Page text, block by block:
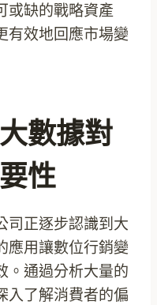
或缺的戰略資產
有效地回應市場變
數據對
性
司正逐步認識到大
應用讓數位行銷變
。通過分析大量的
入了解消費者的偏